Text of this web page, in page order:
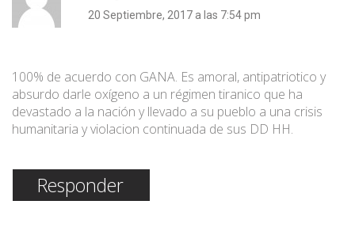
20 Septiembre, 2017 a las 7:54 pm
100% de acuerdo con GANA. Es amoral, antipatriotico y
absurdo darle oxígeno a un régimen tiranico que ha
devastado a la nación y llevado a su pueblo a una crisis
humanitaria y violacion continuada de sus DD HH.
Responder